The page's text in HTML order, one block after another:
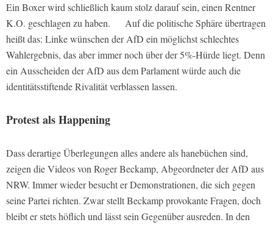
Ein Boxer wird schließlich kaum stolz darauf sein, einen Rentner
K.O. geschlagen zu haben. Auf die politische Sphäre übertragen
heißt das: Linke wünschen der AfD ein möglichst schlechtes
Wahlergebnis, das aber immer noch über der 5%-Hürde liegt. Denn
ein Ausscheiden der AfD aus dem Parlament würde auch die
identitätsstiftende Rivalität verblassen lassen.
Protest als Happening
Dass derartige Überlegungen alles andere als hanebüchen sind,
zeigen die Videos von Roger Beckamp, Abgeordneter der AfD aus
NRW. Immer wieder besucht er Demonstrationen, die sich gegen
seine Partei richten. Zwar stellt Beckamp provokante Fragen, doch
bleibt er stets höflich und lässt sein Gegenüber ausreden. In den